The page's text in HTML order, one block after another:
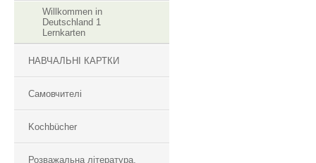
Willkommen in
Deutschland 1
Lernkarten
НАВЧАЛЬНІ КАРТКИ
Самовчителі
Kochbücher
Розважальна література,